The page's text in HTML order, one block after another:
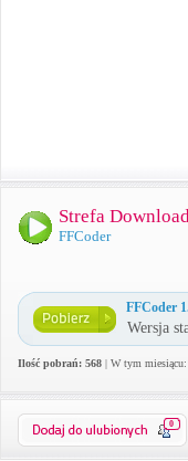
Strefa
FFCoder
FFCoder
Wersja
Ilość pobrań: 568 | W tym
0